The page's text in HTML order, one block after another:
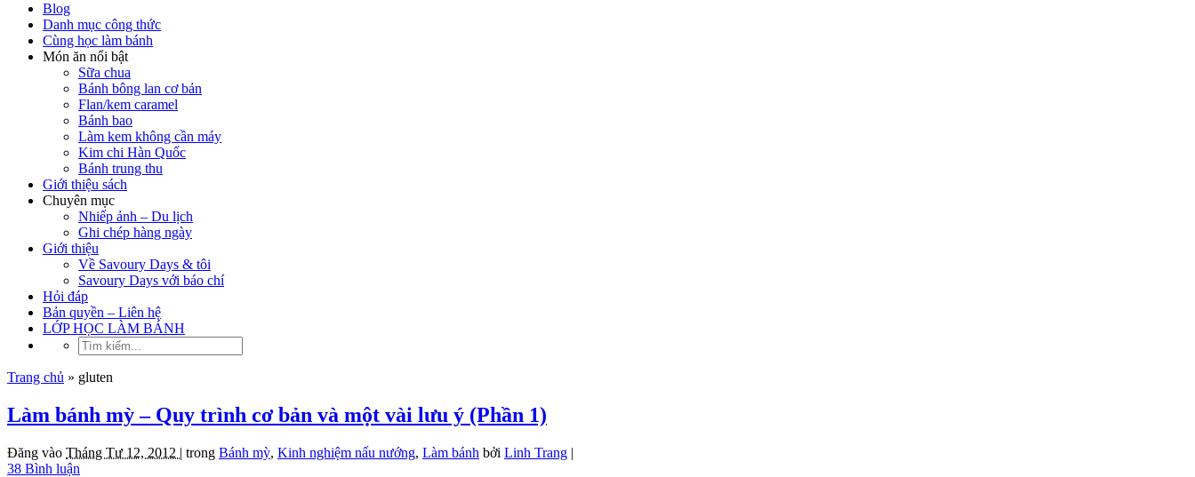
Blog
Danh mục công thức
Cùng học làm bánh
Món ăn nổi bật
Sữa chua
Bánh bông lan cơ bản
Flan/kem caramel
Bánh bao
Làm kem không cần máy
Kim chi Hàn Quốc
Bánh trung thu
Giới thiệu sách
Chuyên mục
Nhiếp ảnh – Du lịch
Ghi chép hàng ngày
Giới thiệu
Về Savoury Days & tôi
Savoury Days với báo chí
Hỏi đáp
Bản quyền – Liên hệ
LỚP HỌC LÀM BÁNH
Trang chủ » gluten
Làm bánh mỳ – Quy trình cơ bản và một vài lưu ý (Phần 1)
Đăng vào Tháng Tư 12, 2012 | trong Bánh mỳ, Kinh nghiệm nấu nướng, Làm bánh bởi Linh Trang |
38 Bình luận